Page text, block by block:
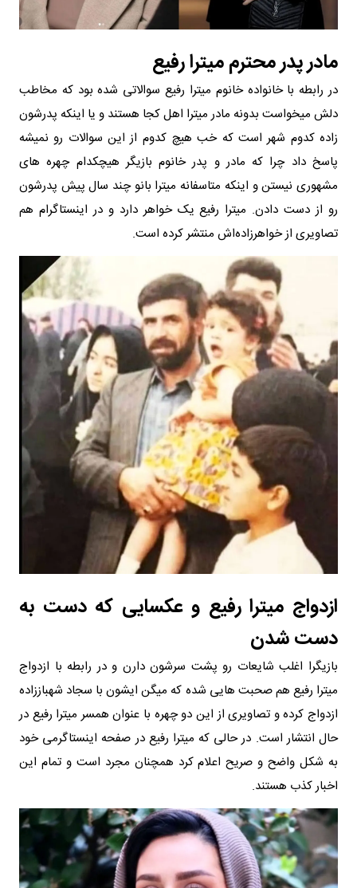
مادر پدر محترم میترا رفیع
در رابطه با خانواده خانوم میترا رفیع سوالاتی شده بود که مخاطب
دلش میخواست بدونه مادر میترا اهل کجا هستند و یا اینکه پدرشون
زاده کدوم شهر است که خب هیچ کدوم از این سوالات رو نمیشه
پاسخ داد چرا که مادر و پدر خانوم بازیگر هیچکدام چهره های
مشهوری نیستن و اینکه متاسفانه میترا بانو چند سال پیش پدرشون
رو از دست دادن. میترا رفیع یک خواهر دارد و در اینستاگرام هم
تصاویری از خواهرزاده‌اش منتشر کرده است.
ازدواج میترا رفیع و عکسایی که دست به
دست شدن
بازیگرا اغلب شایعات رو پشت سرشون دارن و در رابطه با ازدواج
میترا رفیع هم صحبت هایی شده که میگن ایشون با سجاد شهباززاده
ازدواج کرده و تصاویری از این دو چهره با عنوان همسر میترا رفیع در
حال انتشار است. در حالی که میترا رفیع در صفحه اینستاگرمی خود
به شکل واضح و صریح اعلام کرد همچنان مجرد است و تمام این
اخبار کذب هستند.